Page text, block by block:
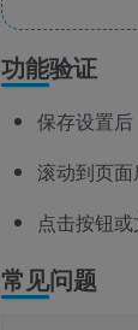
功能验证
保存设置后
滚动到页面
点击按钮
常见问题